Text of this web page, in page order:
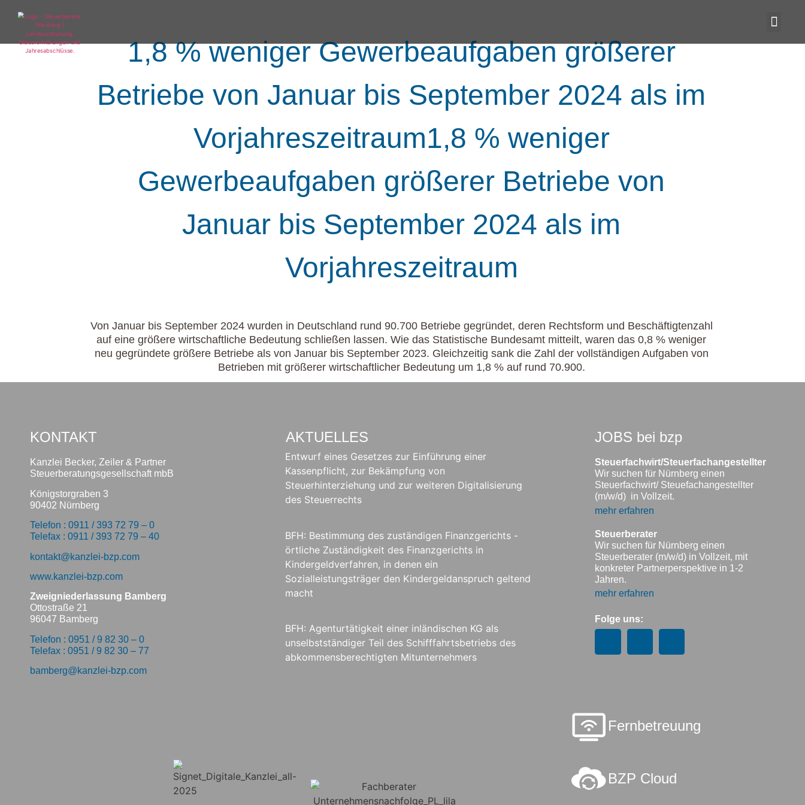
1,8 % weniger Gewerbeaufgaben größerer
Betriebe von Januar bis September 2024 als im
Vorjahreszeitraum1,8 % weniger
Gewerbeaufgaben größerer Betriebe von
Januar bis September 2024 als im
Vorjahreszeitraum
Von Januar bis September 2024 wurden in Deutschland rund 90.700 Betriebe gegründet, deren Rechtsform und Beschäftigtenzahl
auf eine größere wirtschaftliche Bedeutung schließen lassen. Wie das Statistische Bundesamt mitteilt, waren das 0,8 % weniger
neu gegründete größere Betriebe als von Januar bis September 2023. Gleichzeitig sank die Zahl der vollständigen Aufgaben von
Betrieben mit größerer wirtschaftlicher Bedeutung um 1,8 % auf rund 70.900.
KONTAKT
Kanzlei Becker, Zeiler & Partner
Steuerberatungsgesellschaft mbB
Königstorgraben 3
90402 Nürnberg
Telefon : 0911 / 393 72 79 – 0
Telefax : 0911 / 393 72 79 – 40
kontakt@kanzlei-bzp.com
www.kanzlei-bzp.com
Zweigniederlassung Bamberg
Ottostraße 21
96047 Bamberg
Telefon : 0951 / 9 82 30 – 0
Telefax : 0951 / 9 82 30 – 77
bamberg@kanzlei-bzp.com
AKTUELLES
Entwurf eines Gesetzes zur Einführung einer
Kassenpflicht, zur Bekämpfung von
Steuerhinterziehung und zur weiteren Digitalisierung
des Steuerrechts
BFH: Bestimmung des zuständigen Finanzgerichts -
örtliche Zuständigkeit des Finanzgerichts in
Kindergeldverfahren, in denen ein
Sozialleistungsträger den Kindergeldanspruch geltend
macht
BFH: Agenturtätigkeit einer inländischen KG als
unselbstständiger Teil des Schifffahrtsbetriebs des
abkommensberechtigten Mitunternehmers
JOBS bei bzp
Steuerfachwirt/Steuerfachangestellter
Wir suchen für Nürnberg einen
Steuerfachwirt/ Steuefachangestellter
(m/w/d) in Vollzeit.
mehr erfahren
Steuerberater
Wir suchen für Nürnberg einen
Steuerberater (m/w/d) in Vollzeit, mit
konkreter Partnerperspektive in 1-2
Jahren.
mehr erfahren
Folge uns:
Fernbetreuung
BZP Cloud